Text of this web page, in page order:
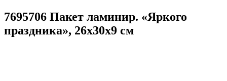
7695706 Пакет ламинир. «Яркого
праздника», 26х30х9 см